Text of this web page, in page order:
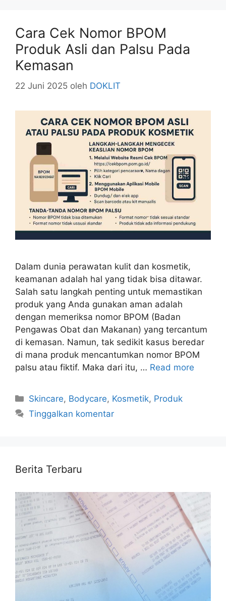
Cara Cek Nomor BPOM
Produk Asli dan Palsu Pada
Kemasan
22 Juni 2025 oleh DOKLIT
Dalam dunia perawatan kulit dan kosmetik,
keamanan adalah hal yang tidak bisa ditawar.
Salah satu langkah penting untuk memastikan
produk yang Anda gunakan aman adalah
dengan memeriksa nomor BPOM (Badan
Pengawas Obat dan Makanan) yang tercantum
di kemasan. Namun, tak sedikit kasus beredar
di mana produk mencantumkan nomor BPOM
palsu atau fiktif. Maka dari itu, … Read more
Kategori
Skincare, Bodycare, Kosmetik, Produk
Tinggalkan komentar
Berita Terbaru